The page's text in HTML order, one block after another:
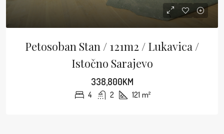
Petosoban Stan / 121m2 / Lukavica /
Istočno Sarajevo
338,800KM
4 2 121 m²